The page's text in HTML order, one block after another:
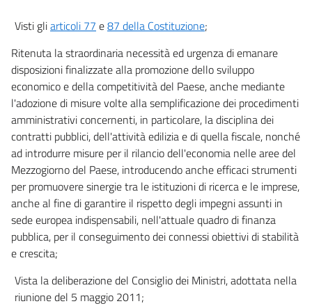
Visti gliarticoli 77 e87 della Costituzione;
Ritenuta la straordinaria necessità ed urgenza di emanare
disposizioni finalizzate alla promozione dello sviluppo
economico e della competitività del Paese, anche mediante
l'adozione di misure volte alla semplificazione dei procedimenti
amministrativi concernenti, in particolare, la disciplina dei
contratti pubblici, dell'attività edilizia e di quella fiscale, nonché
ad introdurre misure per il rilancio dell'economia nelle aree del
Mezzogiorno del Paese, introducendo anche efficaci strumenti
per promuovere sinergie tra le istituzioni di ricerca e le imprese,
anche al fine di garantire il rispetto degli impegni assunti in
sede europea indispensabili, nell'attuale quadro di finanza
pubblica, per il conseguimento dei connessi obiettivi di stabilità
e crescita;
Vista la deliberazione del Consiglio dei Ministri, adottata nella
riunione del 5 maggio 2011;